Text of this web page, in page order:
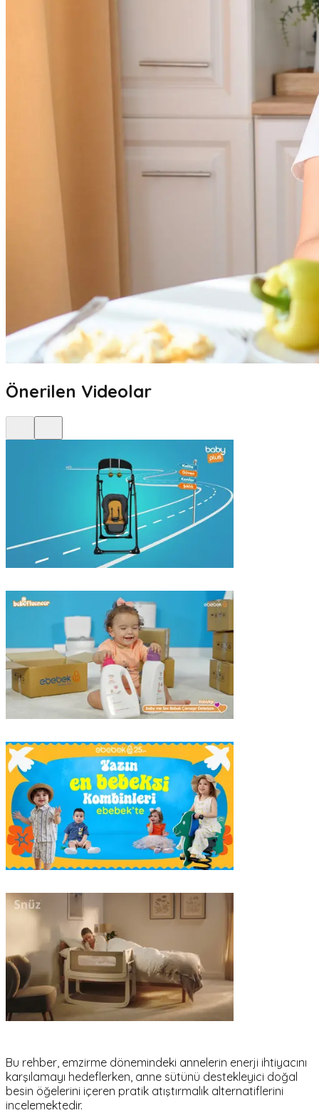
Önerilen Videolar
Bu rehber, emzirme dönemindeki annelerin enerji ihtiyacını
karşılamayı hedeflerken, anne sütünü destekleyici doğal
besin öğelerini içeren pratik atıştırmalık alternatiflerini
incelemektedir.